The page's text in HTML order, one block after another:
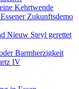
Kehrtwende
Zukunftsdemo
Nieuw Steyl gerettet
Barmherzigkeit
IV